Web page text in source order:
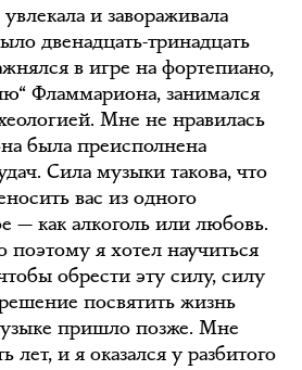
и завораживала
двенадцать-тринадцать
в игре на фортепиано,
Фламмариона, занимался
Мне не нравилась
была преисполнена
Сила музыки такова, что
вас из одного
— как алкоголь или любовь.
я хотел научиться
обрести эту силу, силу
посвятить жизнь
пришло позже. Мне
лет, и я оказался у разбитого